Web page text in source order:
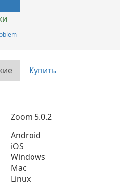
Купить
Zoom 5.0.2
Android
iOS
Windows
Mac
Linux